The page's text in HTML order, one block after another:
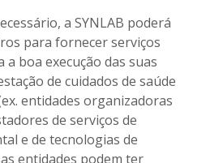
a SYNLAB poderá
para fornecer serviços
a boa execução das suas
de cuidados de saúde
entidades organizadoras
de serviços de
e de tecnologias de
entidades podem ter